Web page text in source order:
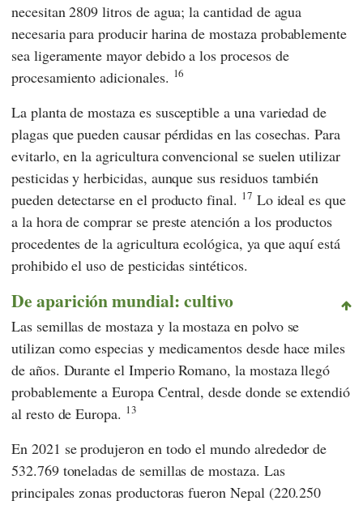
necesitan 2809 litros de agua; la cantidad de agua
necesaria para producir harina de mostaza probablemente
sea ligeramente mayor debido a los procesos de
procesamiento adicionales. 16
La planta de mostaza es susceptible a una variedad de
plagas que pueden causar pérdidas en las cosechas. Para
evitarlo, en la agricultura convencional se suelen utilizar
pesticidas y herbicidas, aunque sus residuos también
pueden detectarse en el producto final. 17 Lo ideal es que
a la hora de comprar se preste atención a los productos
procedentes de la agricultura ecológica, ya que aquí está
prohibido el uso de pesticidas sintéticos.
De aparición mundial: cultivo
Las semillas de mostaza y la mostaza en polvo se
utilizan como especias y medicamentos desde hace miles
de años. Durante el Imperio Romano, la mostaza llegó
probablemente a Europa Central, desde donde se extendió
al resto de Europa. 13
En 2021 se produjeron en todo el mundo alrededor de
532.769 toneladas de semillas de mostaza. Las
principales zonas productoras fueron Nepal (220.250